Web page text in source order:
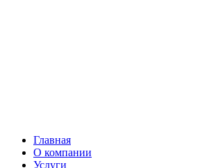
Главная
О компании
Услуги